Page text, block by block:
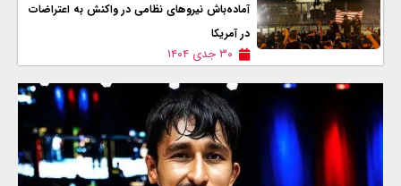
آماده‌باش نیروهای نظامی در واکنش به اعتراضات
در آمریکا
۳۰ جدی ۱۴۰۴